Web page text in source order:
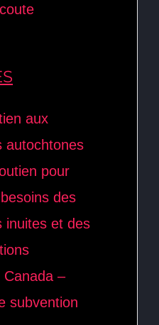
aux
autochtones
pour
des
inuites et des
Canada –
subvention